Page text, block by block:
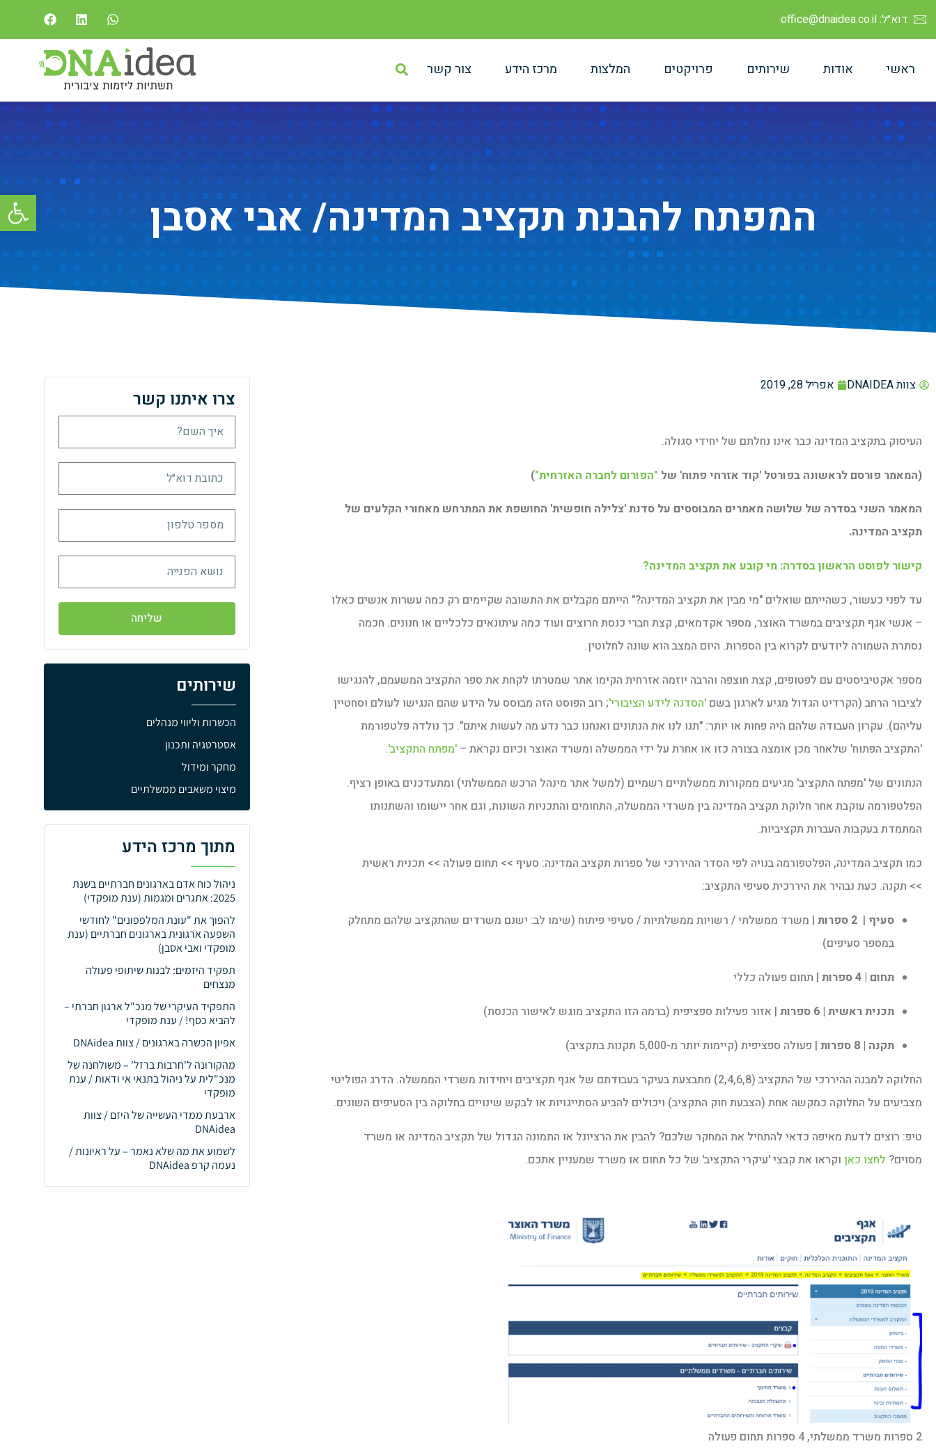
פתח
דוא״ל: office@dnaidea.co.il
ראשי אודות שירותים פרויקטים המלצות מרכז הידע צור קשר
המפתח להבנת תקציב המדינה/ אבי אסבן
צוות DNAIDEA אפריל 28, 2019
העיסוק בתקציב המדינה כבר אינו נחלתם של יחידי סגולה.
(המאמר פורסם לראשונה בפורטל 'קוד אזרחי פתוח' של "הפורום לחברה האזרחית")
המאמר השני בסדרה של שלושה מאמרים המבוססים על סדנת 'צלילה חופשית' החושפת את המתרחש מאחורי הקלעים של
תקציב המדינה.
קישור לפוסט הראשון בסדרה: מי קובע את תקציב המדינה?
עד לפני כעשור, כשהייתם שואלים "מי מבין את תקציב המדינה?" הייתם מקבלים את התשובה שקיימים רק כמה עשרות אנשים כאלו
– אנשי אגף תקציבים במשרד האוצר, מספר אקדמאים, קצת חברי כנסת חרוצים ועוד כמה עיתונאים כלכליים או חנונים. חכמה
נסתרת השמורה ליודעים לקרוא בין הספרות. היום המצב הוא שונה לחלוטין.
מספר אקטיביסטים עם לפטופים, קצת חוצפה והרבה יוזמה אזרחית הקימו אתר שמטרתו לקחת את ספר התקציב המשעמם, להנגישו
לציבור הרחב (הקרדיט הגדול מגיע לארגון בשם 'הסדנה לידע הציבורי'; רוב הפוסט הזה מבוסס על הידע שהם הנגישו לעולם וסחטיין
עליהם). עקרון העבודה שלהם היה פחות או יותר: "תנו לנו את הנתונים ואנחנו כבר נדע מה לעשות איתם". כך נולדה פלטפורמת
'התקציב הפתוח' שלאחר מכן אומצה בצורה כזו או אחרת על ידי הממשלה ומשרד האוצר וכיום נקראת – 'מפתח התקציב'.
הנתונים של 'מפתח התקציב' מגיעים ממקורות ממשלתיים רשמיים (למשל אתר מינהל הרכש הממשלתי) ומתעדכנים באופן רציף.
הפלטפורמה עוקבת אחר חלוקת תקציב המדינה בין משרדי הממשלה, התחומים והתכניות השונות, וגם אחר יישומו והשתנותו
המתמדת בעקבות העברות תקציביות.
כמו תקציב המדינה, הפלטפורמה בנויה לפי הסדר ההיררכי של ספרות תקציב המדינה: סעיף >> תחום פעולה >> תכנית ראשית
>> תקנה. כעת נבהיר את היררכית סעיפי התקציב:
סעיף | 2 ספרות
| משרד ממשלתי / רשויות ממשלתיות / סעיפי פיתוח (שימו לב: ישנם משרדים שהתקציב שלהם מתחלק
במספר סעיפים)
תחום | 4 ספרות | תחום פעולה כללי
תכנית ראשית | 6 ספרות | אזור פעילות ספציפית (ברמה הזו התקציב מוגש לאישור הכנסת)
תקנה | 8 ספרות | פעולה ספציפית (קיימות יותר מ-5,000 תקנות בתקציב)
החלוקה למבנה ההיררכי של התקציב (2,4,6,8) מתבצעת בעיקר בעבודתם של אגף תקציבים ויחידות משרדי הממשלה. הדרג הפוליטי
מצביעים על החלוקה כמקשה אחת (הצבעת חוק התקציב) ויכולים להביע הסתייגויות או לבקש שינויים בחלוקה בין הסעיפים השונים.
טיפ: רוצים לדעת מאיפה כדאי להתחיל את המחקר שלכם? להבין את הרציונל או התמונה הגדול של תקציב המדינה או משרד
מסוים? לחצו כאן וקראו את קבצי 'עיקרי התקציב' של כל תחום או משרד שמעניין אתכם.
2 ספרות משרד ממשלתי, 4 ספרות תחום פעולה
צרו איתנו קשר
שליחה
שירותים
הכשרות וליווי מנהלים
אסטרטגיה ותכנון
מחקר ומידול
מיצוי משאבים ממשלתיים
מתוך מרכז הידע
ניהול כוח אדם בארגונים חברתיים בשנת
2025: אתגרים ומגמות (ענת מופקדי)
להפוך את "עונת המלפפונים" לחודשי
השפעה ארגונית בארגונים חברתיים (ענת
מופקדי ואבי אסבן)
תפקיד היזמים: לבנות שיתופי פעולה
מנצחים
התפקיד העיקרי של מנכ"ל ארגון חברתי –
להביא כסף! / ענת מופקדי
אפיון הכשרה בארגונים / צוות DNAidea
מהקורונה ל'חרבות ברזל' – משולחנה של
מנכ"לית על ניהול בתנאי אי ודאות / ענת
מופקדי
ארבעת ממדי העשייה של היזם / צוות
DNAidea
לשמוע את מה שלא נאמר – על ראיונות /
נעמה קרפ DNAidea